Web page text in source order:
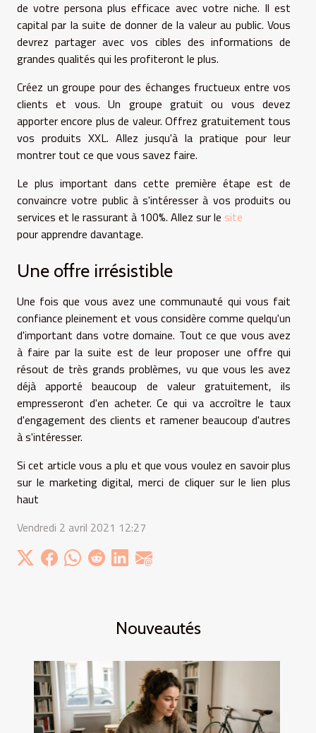
de votre persona plus efficace avec votre niche. Il est
capital par la suite de donner de la valeur au public. Vous
devrez partager avec vos cibles des informations de
grandes qualités qui les profiteront le plus.
Créez un groupe pour des échanges fructueux entre vos
clients et vous. Un groupe gratuit ou vous devez
apporter encore plus de valeur. Offrez gratuitement tous
vos produits XXL. Allez jusqu'à la pratique pour leur
montrer tout ce que vous savez faire.
Le plus important dans cette première étape est de
convaincre votre public à s'intéresser à vos produits ou
services et le rassurant à 100%. Allez sur le site
pour apprendre davantage.
Une offre irrésistible
Une fois que vous avez une communauté qui vous fait
confiance pleinement et vous considère comme quelqu'un
d'important dans votre domaine. Tout ce que vous avez
à faire par la suite est de leur proposer une offre qui
résout de très grands problèmes, vu que vous les avez
déjà apporté beaucoup de valeur gratuitement, ils
empresseront d'en acheter. Ce qui va accroître le taux
d'engagement des clients et ramener beaucoup d'autres
à s'intéresser.
Si cet article vous a plu et que vous voulez en savoir plus
sur le marketing digital, merci de cliquer sur le lien plus
haut
Vendredi 2 avril 2021 12:27
Nouveautés